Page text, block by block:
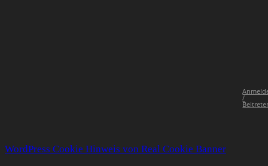
/
WordPress Cookie Hinweis von Real Cookie Banner